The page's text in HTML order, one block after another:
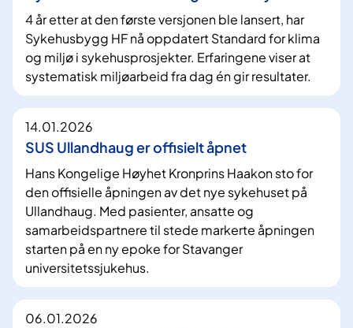
4 år etter at den første versjonen ble lansert, har
Sykehusbygg HF nå oppdatert Standard for klima
og miljø i sykehusprosjekter. Erfaringene viser at
systematisk miljøarbeid fra dag én gir resultater.
14.01.2026
SUS Ullandhaug er offisielt åpnet
Hans Kongelige Høyhet Kronprins Haakon sto for
den offisielle åpningen av det nye sykehuset på
Ullandhaug. Med pasienter, ansatte og
samarbeidspartnere til stede markerte åpningen
starten på en ny epoke for Stavanger
universitetssjukehus.
06.01.2026